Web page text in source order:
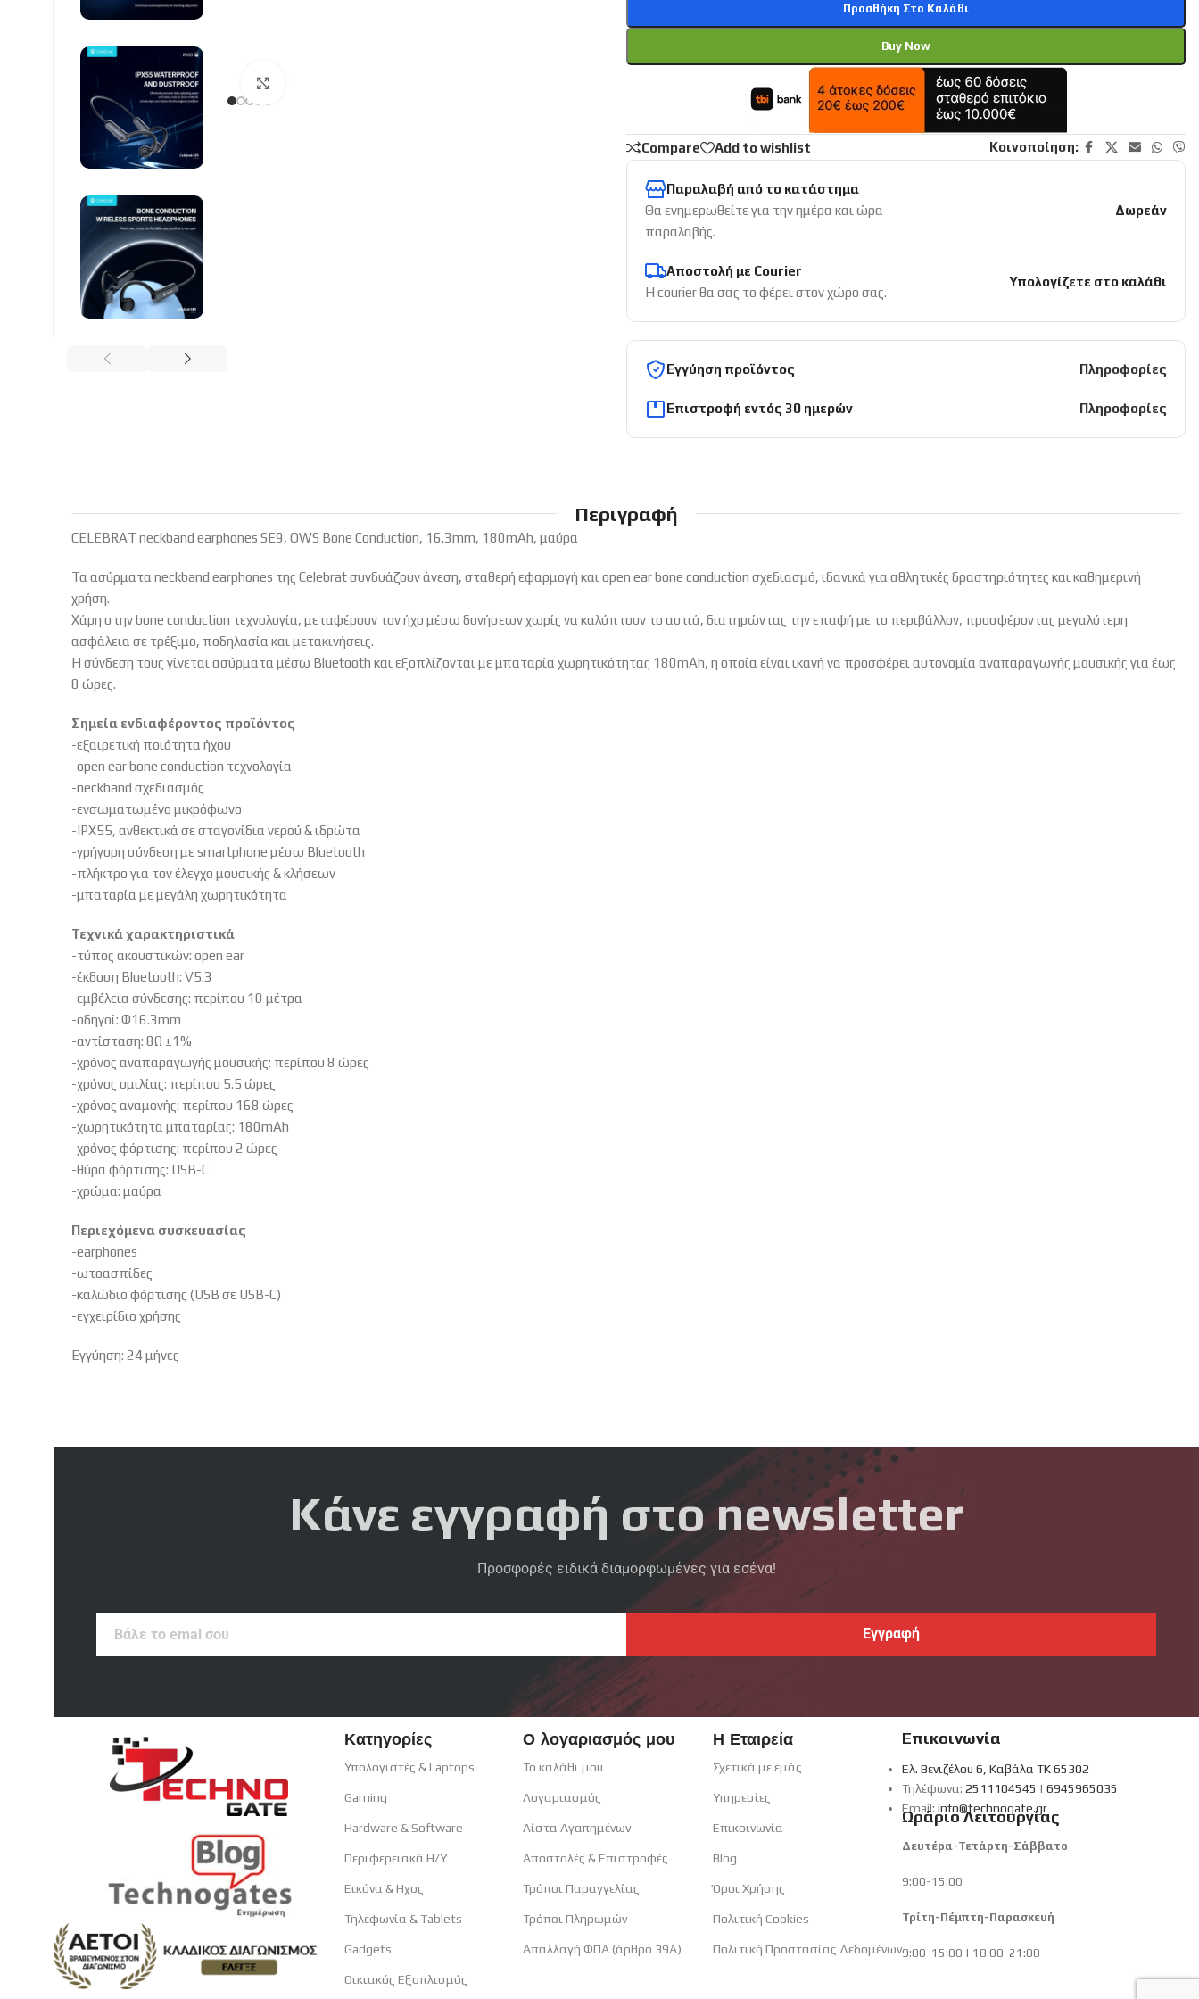
Προσθήκη Στο Καλάθι
Buy Now
Compare Add to wishlist Κοινοποίηση:
Παραλαβή από το κατάστημα
Θα ενημερωθείτε για την ημέρα και ώρα
παραλαβής.
Δωρεάν
Αποστολή με Courier
Η courier θα σας το φέρει στον χώρο σας.
Υπολογίζετε στο καλάθι
Εγγύηση προϊόντος Πληροφορίες
Επιστροφή εντός 30 ημερών Πληροφορίες
Περιγραφή
CELEBRAT neckband earphones SE9, OWS Bone Conduction, 16.3mm, 180mAh, μαύρα
Τα ασύρματα neckband earphones της Celebrat συνδυάζουν άνεση, σταθερή εφαρμογή και open ear bone conduction σχεδιασμό, ιδανικά για αθλητικές δραστηριότητες και καθημερινή
χρήση.
Χάρη στην bone conduction τεχνολογία, μεταφέρουν τον ήχο μέσω δονήσεων χωρίς να καλύπτουν το αυτιά, διατηρώντας την επαφή με το περιβάλλον, προσφέροντας μεγαλύτερη
ασφάλεια σε τρέξιμο, ποδηλασία και μετακινήσεις.
Η σύνδεση τους γίνεται ασύρματα μέσω Bluetooth και εξοπλίζονται με μπαταρία χωρητικότητας 180mAh, η οποία είναι ικανή να προσφέρει αυτονομία αναπαραγωγής μουσικής για έως
8 ώρες.
Σημεία ενδιαφέροντος προϊόντος
-εξαιρετική ποιότητα ήχου
-open ear bone conduction τεχνολογία
-neckband σχεδιασμός
-ενσωματωμένο μικρόφωνο
-IPX55, ανθεκτικά σε σταγονίδια νερού & ιδρώτα
-γρήγορη σύνδεση με smartphone μέσω Bluetooth
-πλήκτρο για τον έλεγχο μουσικής & κλήσεων
-μπαταρία με μεγάλη χωρητικότητα
Τεχνικά χαρακτηριστικά
-τύπος ακουστικών: open ear
-έκδοση Bluetooth: V5.3
-εμβέλεια σύνδεσης: περίπου 10 μέτρα
-οδηγοί: Φ16.3mm
-αντίσταση: 8Ω ±1%
-χρόνος αναπαραγωγής μουσικής: περίπου 8 ώρες
-χρόνος ομιλίας: περίπου 5.5 ώρες
-χρόνος αναμονής: περίπου 168 ώρες
-χωρητικότητα μπαταρίας: 180mAh
-χρόνος φόρτισης: περίπου 2 ώρες
-θύρα φόρτισης: USB-C
-χρώμα: μαύρα
Περιεχόμενα συσκευασίας
-earphones
-ωτοασπίδες
-καλώδιο φόρτισης (USB σε USB-C)
-εγχειρίδιο χρήσης
Εγγύηση: 24 μήνες
Κάνε εγγραφή στο newsletter
Προσφορές ειδικά διαμορφωμένες για εσένα!
Κατηγορίες
Υπολογιστές & Laptops
Gaming
Hardware & Software
Περιφερειακά H/Y
Εικόνα & Ηχος
Τηλεφωνία & Tablets
Gadgets
Οικιακός Εξοπλισμός
Ο λογαριασμός μου
Το καλάθι μου
Λογαριασμός
Λίστα Αγαπημένων
Αποστολές & Επιστροφές
Τρόποι Παραγγελίας
Τρόποι Πληρωμών
Απαλλαγή ΦΠΑ (άρθρο 39Α)
Η Εταιρεία
Σχετικά με εμάς
Υπηρεσίες
Επικοινωνία
Blog
Όροι Χρήσης
Πολιτική Cookies
Πολιτική Προστασίας Δεδομένων
Επικοινωνία
Ελ. Βενιζέλου 6, Καβάλα ΤΚ 65302
Τηλέφωνα: 2511104545 | 6945965035
Email: info@technogate.gr
Ωράριο Λειτουργίας
Δευτέρα-Τετάρτη-Σάββατο
9:00-15:00
Τρίτη-Πέμπτη-Παρασκευή
9:00-15:00 | 18:00-21:00